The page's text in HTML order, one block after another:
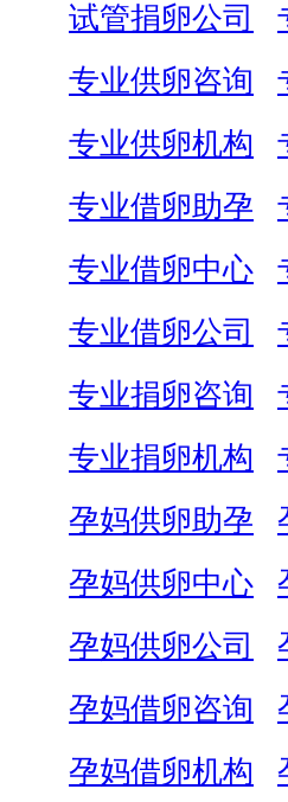
试管捐卵公司
专业供卵咨询
专业供卵机构
专业借卵助孕
专业借卵中心
专业借卵公司
专业捐卵咨询
专业捐卵机构
孕妈供卵助孕
孕妈供卵中心
孕妈供卵公司
孕妈借卵咨询
孕妈借卵机构